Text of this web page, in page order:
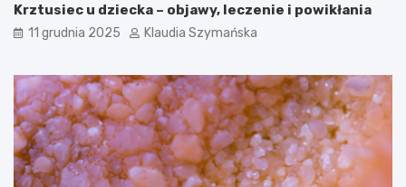
Krztusiec u dziecka – objawy, leczenie i powikłania
11 grudnia 2025 Klaudia Szymańska